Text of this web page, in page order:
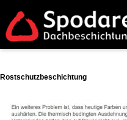
Rostschutzbeschichtung